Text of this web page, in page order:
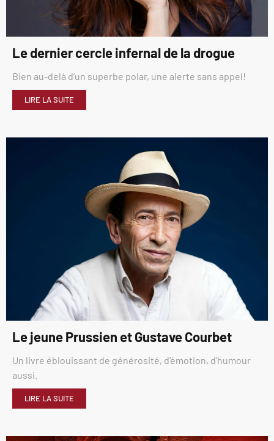
Le dernier cercle infernal de la drogue
Bien au-delà d’un superbe polar, une alerte sans appel!
LIRE LA SUITE
Le jeune Prussien et Gustave Courbet
Un livre éblouissant de générosité, d’émotion, d’humour
aussi.
LIRE LA SUITE